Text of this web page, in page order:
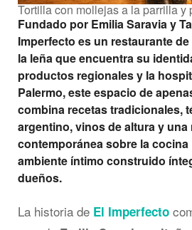
Tortilla con mollejas a la parrilla y
Fundado por Emilia Saravia y
Imperfecto es un restaurante
la leña que encuentra su
productos regionales y la
Palermo, este espacio de
combina recetas tradicionales,
argentino, vinos de altura y una
contemporánea sobre la cocina
ambiente íntimo construido
dueños.
La historia de El Imperfecto